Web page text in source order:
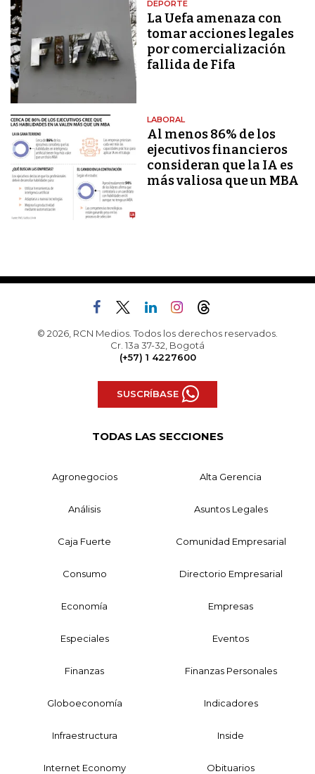
DEPORTE
La Uefa amenaza con
tomar acciones legales
por comercialización
fallida de Fifa
LABORAL
Al menos 86% de los
ejecutivos financieros
consideran que la IA es
más valiosa que un MBA
© 2026, RCN Medios. Todos los derechos reservados.
Cr. 13a 37-32, Bogotá
(+57) 1 4227600
SUSCRÍBASE
TODAS LAS SECCIONES
Agronegocios Alta Gerencia
Análisis Asuntos Legales
Caja Fuerte Comunidad Empresarial
Consumo Directorio Empresarial
Economía Empresas
Especiales Eventos
Finanzas Finanzas Personales
Globoeconomía Indicadores
Infraestructura Inside
Internet Economy Obituarios